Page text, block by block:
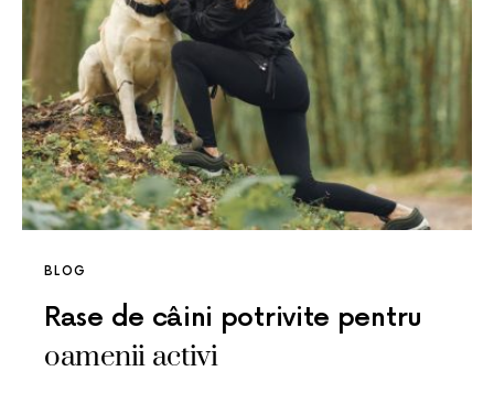
BLOG
Rase de câini potrivite pentru
oamenii activi